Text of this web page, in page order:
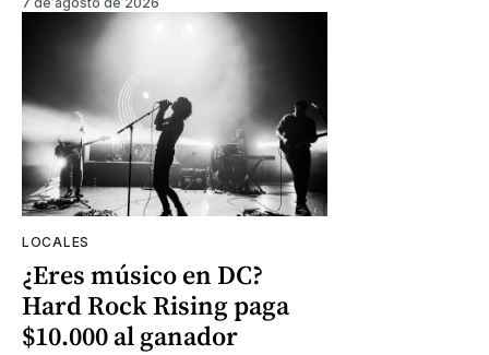
LOCALES
¿Eres músico en DC?
Hard Rock Rising paga
$10.000 al ganador